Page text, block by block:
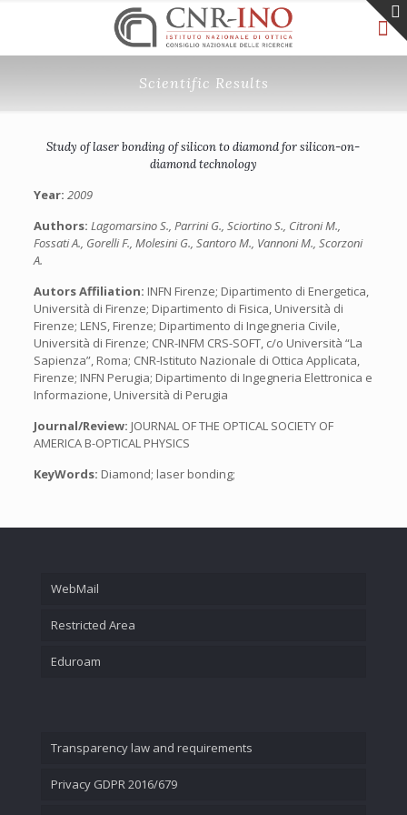
Scientific Results
Study of laser bonding of silicon to diamond for silicon-on-
diamond technology
Year: 2009
Authors: Lagomarsino S., Parrini G., Sciortino S., Citroni M.,
Fossati A., Gorelli F., Molesini G., Santoro M., Vannoni M., Scorzoni
A.
Autors Affiliation: INFN Firenze; Dipartimento di Energetica,
Università di Firenze; Dipartimento di Fisica, Università di
Firenze; LENS, Firenze; Dipartimento di Ingegneria Civile,
Università di Firenze; CNR-INFM CRS-SOFT, c/o Università “La
Sapienza”, Roma; CNR-Istituto Nazionale di Ottica Applicata,
Firenze; INFN Perugia; Dipartimento di Ingegneria Elettronica e
Informazione, Università di Perugia
Journal/Review: JOURNAL OF THE OPTICAL SOCIETY OF
AMERICA B-OPTICAL PHYSICS
KeyWords: Diamond; laser bonding;
WebMail
Restricted Area
Eduroam
Transparency law and requirements
Privacy GDPR 2016/679